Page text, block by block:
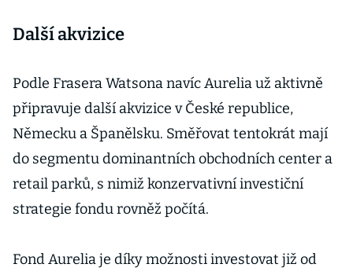
Další akvizice
Podle Frasera Watsona navíc Aurelia už aktivně
připravuje další akvizice v České republice,
Německu a Španělsku. Směřovat tentokrát mají
do segmentu dominantních obchodních center a
retail parků, s nimiž konzervativní investiční
strategie fondu rovněž počítá.
Fond Aurelia je díky možnosti investovat již od